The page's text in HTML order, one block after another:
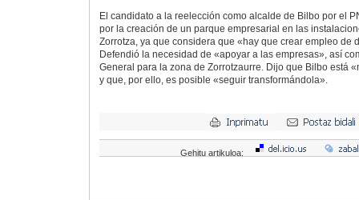
El candidato a la reelección como alcalde de Bilbo por el
por la creación de un parque empresarial en las
Zorrotza, ya que considera que «hay que crear empleo de
Defendió la necesidad de «apoyar a las empresas», así
General para la zona de Zorrotzaurre. Dijo que Bilbo está
y que, por ello, es posible «seguir transformándola».
Gehitu artikuloa: